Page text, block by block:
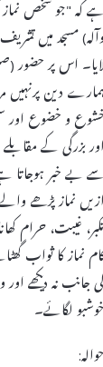
ہے کہ "جو شخص نماز
وآلہ) مسجد میں
لایا۔ اس پر حضور
دین پرنہیں
و خضوع اور
اور بزرگی کے
سے بے خبر ہوجاتا ہے
ازیں نماز پڑھے
غیبت، حرام
نماز کا ثواب
کی جانب نہ دیکھے
خوشبو لگائے۔
حوالہ: